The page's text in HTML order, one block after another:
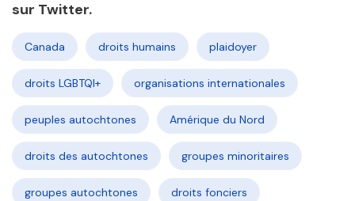
sur Twitter.
Canada droits humains plaidoyer
droits LGBTQI+ organisations internationales
peuples autochtones Amérique du Nord
droits des autochtones groupes minoritaires
groupes autochtones droits fonciers